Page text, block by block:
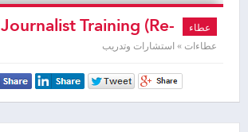
عطاء Journalist Training (Re-
Tendering)
عطاءات » استشارات وتدريب